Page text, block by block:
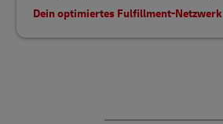
Dein optimiertes Fulfillment-Netzwerk